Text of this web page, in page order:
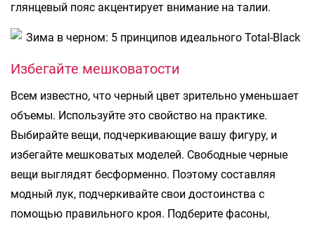
глянцевый пояс акцентирует внимание на талии.
Избегайте мешковатости
Всем известно, что черный цвет зрительно уменьшает
объемы. Используйте это свойство на практике.
Выбирайте вещи, подчеркивающие вашу фигуру, и
избегайте мешковатых моделей. Свободные черные
вещи выглядят бесформенно. Поэтому составляя
модный лук, подчеркивайте свои достоинства с
помощью правильного кроя. Подберите фасоны,